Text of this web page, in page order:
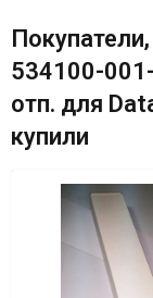
534100-
отп. для
купили